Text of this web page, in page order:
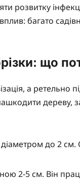
розвитку
багато
що
а
дереву,
діаметром до 2
2-5 см. Він